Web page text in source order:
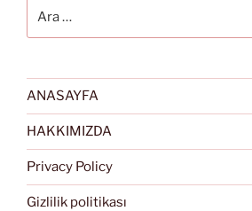
ANASAYFA
HAKKIMIZDA
Privacy Policy
Gizlilik politikası